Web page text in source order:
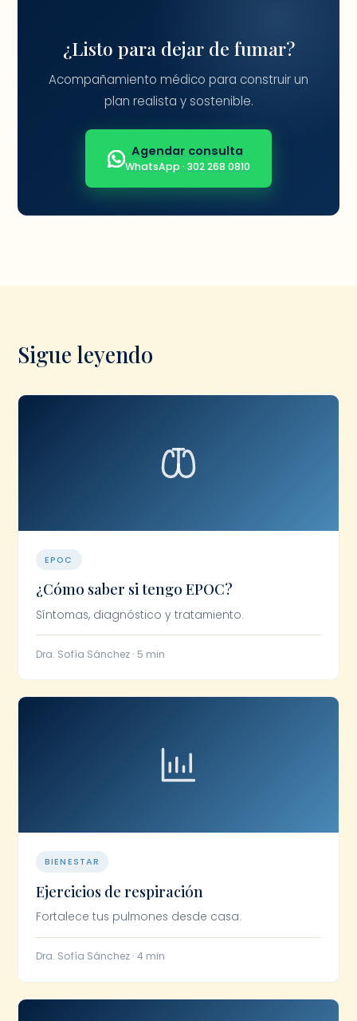
¿Listo para dejar de fumar?
Acompañamiento médico para construir un
plan realista y sostenible.
Agendar consulta
WhatsApp · 302 268 0810
Sigue leyendo
EPOC
¿Cómo saber si tengo EPOC?
Síntomas, diagnóstico y tratamiento.
Dra. Sofía Sánchez · 5 min
BIENESTAR
Ejercicios de respiración
Fortalece tus pulmones desde casa.
Dra. Sofía Sánchez · 4 min